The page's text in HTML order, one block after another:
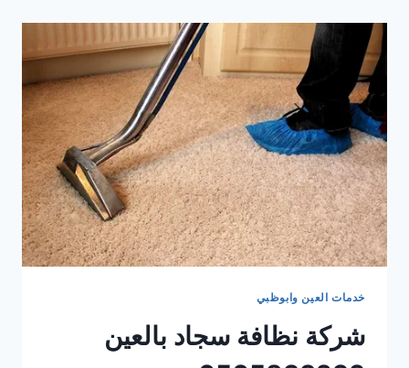
0505833299
خدمات العين وابوظبي
شركة نظافة سجاد بالعين